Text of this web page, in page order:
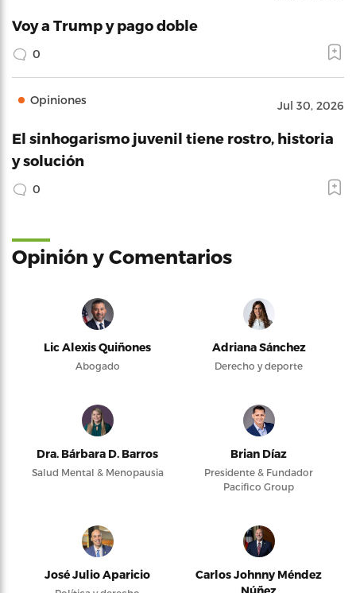
Voy a Trump y pago doble
0
Opiniones Jul 30, 2026
El sinhogarismo juvenil tiene rostro, historia
y solución
0
Opinión y Comentarios
Lic Alexis Quiñones
Abogado
Adriana Sánchez
Derecho y deporte
Dra. Bárbara D. Barros
Salud Mental & Menopausia
Brian Díaz
Presidente & Fundador
Pacifico Group
José Julio Aparicio
Carlos Johnny Méndez
Núñez